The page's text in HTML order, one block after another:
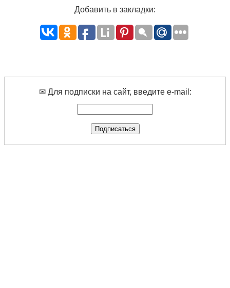
Добавить в закладки:
✉ Для подписки на сайт, введите e-mail: